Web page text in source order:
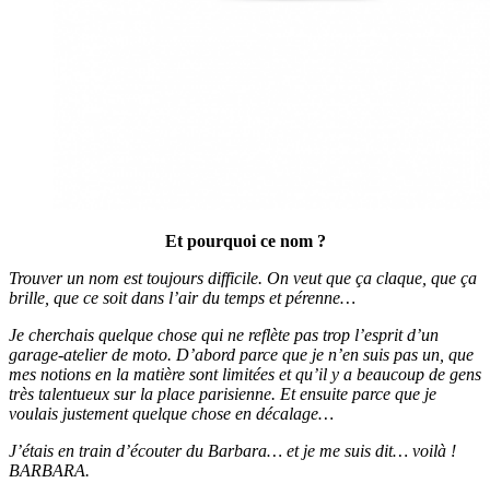
Et pourquoi ce nom ?
Trouver un nom est toujours difficile. On veut que ça claque, que ça
brille, que ce soit dans l’air du temps et pérenne…
Je cherchais quelque chose qui ne reflète pas trop l’esprit d’un
garage-atelier de moto. D’abord parce que je n’en suis pas un, que
mes notions en la matière sont limitées et qu’il y a beaucoup de gens
très talentueux sur la place parisienne. Et ensuite parce que je
voulais justement quelque chose en décalage…
J’étais en train d’écouter du Barbara… et je me suis dit… voilà !
BARBARA.